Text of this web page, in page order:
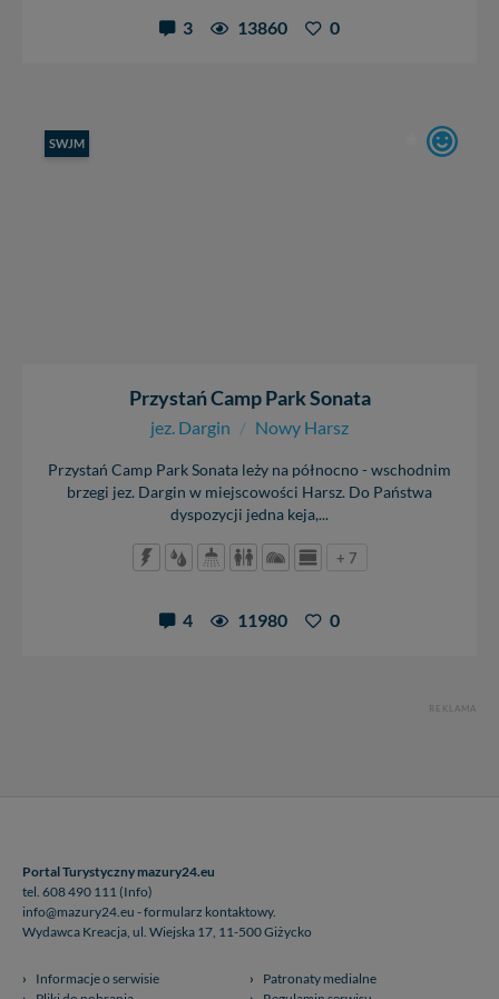
3 13860 0
SWJM
Przystań Camp Park Sonata
jez. Dargin / Nowy Harsz
Przystań Camp Park Sonata leży na północno - wschodnim
brzegi jez. Dargin w miejscowości Harsz. Do Państwa
dyspozycji jedna keja,...
+ 7
4 11980 0
REKLAMA
Portal Turystyczny mazury24.eu
tel. 608 490 111 (Info)
info@mazury24.eu - formularz kontaktowy.
Wydawca Kreacja, ul. Wiejska 17, 11-500 Giżycko
Informacje o serwisie
Patronaty medialne